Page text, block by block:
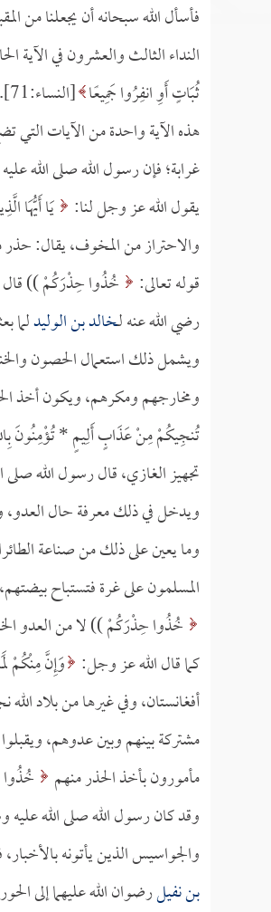
فأسأل الله سبحانه أن يجعلنا من
النداء الثالث والعشرون في الآية
ثُبَاتٍ أَوِ انفِرُوا جَمِيعًا [النساء:71].
هذه الآية واحدة من الآيات التي
غرابة؛ فإن رسول الله صلى الله
يقول الله عز وجل لنا: يَا أَيُّهَا
والاحتراز من المخوف، يقال: حذر
قوله تعالى:
خُذُوا حِذْرَكُمْ )) قال
رضي الله عنه لـخالد بن الوليدلما
ويشمل ذلك استعمال الحصون
ومخارجهم ومكرهم، ويكون أخذ
تُنجِيكُمْ مِنْ عَذَابٍ أَلِيمٍ *تُؤْمِنُونَ
تجهيز الغازي، قال رسول الله
ويدخل في ذلك معرفة حال العدو،
وما يعين على ذلك من صناعة
المسلمون على غرة فتستباح
خُذُوا حِذْرَكُمْ )) لا من العدو
كما قال الله عز وجل: وَإِنَّ مِنْكُمْ
أفغانستان، وفي غيرها من بلاد
مشتركة بينهم وبين عدوهم،
مأمورون بأخذ الحذر منهم
وقد كان رسول الله صلى الله عليه
والجواسيس الذين يأتونه
بن نفيلرضوان الله عليهما إلى